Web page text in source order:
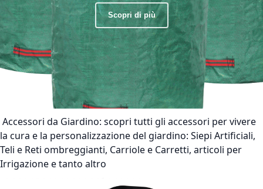
Scopri di più
Accessori da Giardino: scopri tutti gli accessori per vivere
la cura e la personalizzazione del giardino: Siepi Artificiali,
Teli e Reti ombreggianti, Carriole e Carretti, articoli per
Irrigazione e tanto altro